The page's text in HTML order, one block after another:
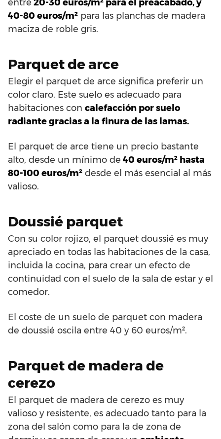
entre 20-30 euros/m² para el preacabado, y
40-80 euros/m² para las planchas de madera
maciza de roble gris.
Parquet de arce
Elegir el parquet de arce significa preferir un
color claro. Este suelo es adecuado para
habitaciones con calefacción por suelo
radiante gracias a la finura de las lamas.
El parquet de arce tiene un precio bastante
alto, desde un mínimo de 40 euros/m² hasta
80-100 euros/m² desde el más esencial al más
valioso.
Doussié parquet
Con su color rojizo, el parquet doussié es muy
apreciado en todas las habitaciones de la casa,
incluida la cocina, para crear un efecto de
continuidad con el suelo de la sala de estar y el
comedor.
El coste de un suelo de parquet con madera
de doussié oscila entre 40 y 60 euros/m².
Parquet de madera de
cerezo
El parquet de madera de cerezo es muy
valioso y resistente, es adecuado tanto para la
zona del salón como para la de zona de